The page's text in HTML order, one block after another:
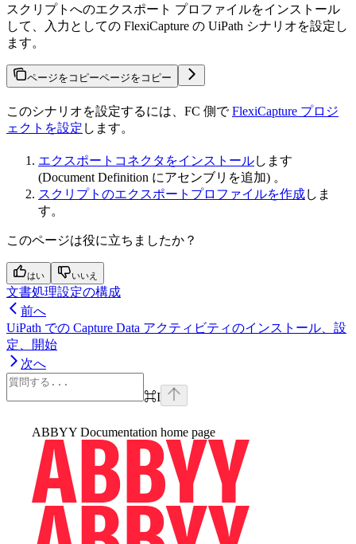
スクリプトへのエクスポート プロファイルをインストール
して、入力としての FlexiCapture の UiPath シナリオを設定し
ます。
ページをコピーページをコピー
このシナリオを設定するには、FC 側でFlexiCapture プロジ
ェクトを設定 します。
エクスポートコネクタをインストールします
(Document Definition にアセンブリを追加) 。
スクリプトのエクスポートプロファイルを作成しま
す。
このページは役に立ちましたか？
はい いいえ
文書処理設定の構成
前へ
UiPath での Capture Data アクティビティのインストール、設
定、開始
次へ
⌘I
ABBYY Documentation home page